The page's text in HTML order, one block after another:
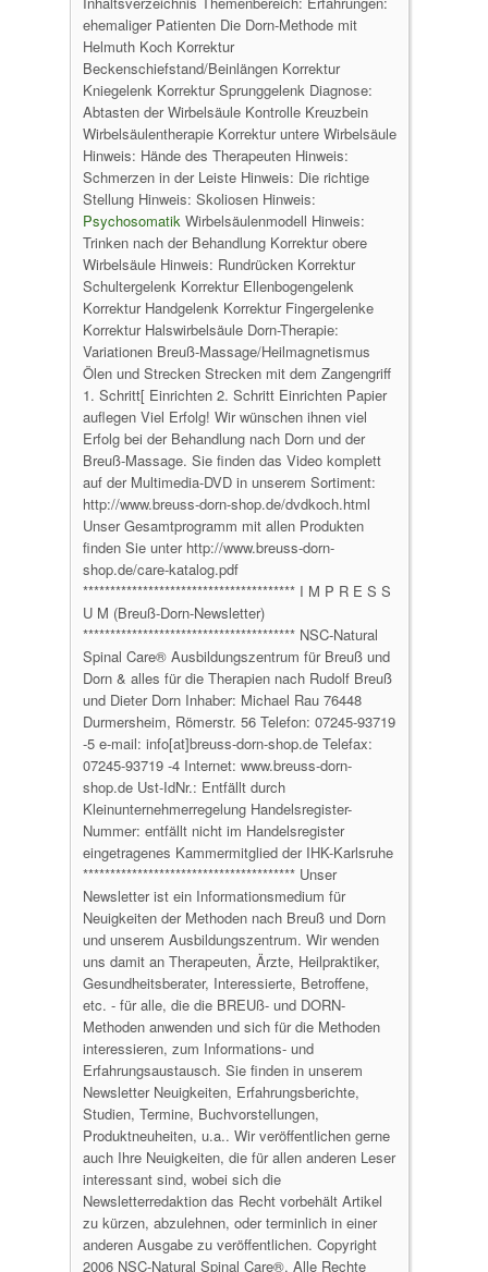
ehemaliger Patienten Die Dorn-Methode mit
Helmuth Koch Korrektur
Beckenschiefstand/Beinlängen Korrektur
Kniegelenk Korrektur Sprunggelenk Diagnose:
Abtasten der Wirbelsäule Kontrolle Kreuzbein
Wirbelsäulentherapie Korrektur untere Wirbelsäule
Hinweis: Hände des Therapeuten Hinweis:
Schmerzen in der Leiste Hinweis: Die richtige
Stellung Hinweis: Skoliosen Hinweis:
Psychosomatik Wirbelsäulenmodell Hinweis:
Trinken nach der Behandlung Korrektur obere
Wirbelsäule Hinweis: Rundrücken Korrektur
Schultergelenk Korrektur Ellenbogengelenk
Korrektur Handgelenk Korrektur Fingergelenke
Korrektur Halswirbelsäule Dorn-Therapie:
Variationen Breuß-Massage/Heilmagnetismus
Ölen und Strecken Strecken mit dem Zangengriff
1. Schritt[ Einrichten 2. Schritt Einrichten Papier
auflegen Viel Erfolg! Wir wünschen ihnen viel
Erfolg bei der Behandlung nach Dorn und der
Breuß-Massage. Sie finden das Video komplett
auf der Multimedia-DVD in unserem Sortiment:
http://www.breuss-dorn-shop.de/dvdkoch.html
Unser Gesamtprogramm mit allen Produkten
finden Sie unter http://www.breuss-dorn-
shop.de/care-katalog.pdf
*************************************** I M P R E S S
U M (Breuß-Dorn-Newsletter)
*************************************** NSC-Natural
Spinal Care® Ausbildungszentrum für Breuß und
Dorn & alles für die Therapien nach Rudolf Breuß
und Dieter Dorn Inhaber: Michael Rau 76448
Durmersheim, Römerstr. 56 Telefon: 07245-93719
-5 e-mail: info[at]breuss-dorn-shop.de Telefax:
07245-93719 -4 Internet: www.breuss-dorn-
shop.de Ust-IdNr.: Entfällt durch
Kleinunternehmerregelung Handelsregister-
Nummer: entfällt nicht im Handelsregister
eingetragenes Kammermitglied der IHK-Karlsruhe
*************************************** Unser
Newsletter ist ein Informationsmedium für
Neuigkeiten der Methoden nach Breuß und Dorn
und unserem Ausbildungszentrum. Wir wenden
uns damit an Therapeuten, Ärzte, Heilpraktiker,
Gesundheitsberater, Interessierte, Betroffene,
etc. - für alle, die die BREUß- und DORN-
Methoden anwenden und sich für die Methoden
interessieren, zum Informations- und
Erfahrungsaustausch. Sie finden in unserem
Newsletter Neuigkeiten, Erfahrungsberichte,
Studien, Termine, Buchvorstellungen,
Produktneuheiten, u.a.. Wir veröffentlichen gerne
auch Ihre Neuigkeiten, die für allen anderen Leser
interessant sind, wobei sich die
Newsletterredaktion das Recht vorbehält Artikel
zu kürzen, abzulehnen, oder terminlich in einer
anderen Ausgabe zu veröffentlichen. Copyright
2006 NSC-Natural Spinal Care®. Alle Rechte